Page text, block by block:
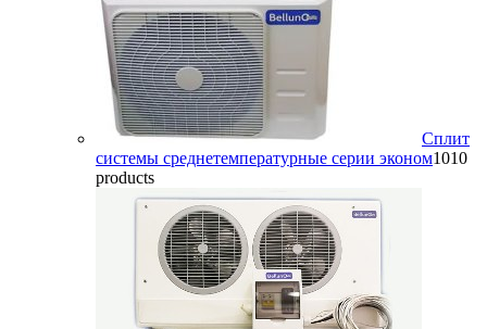
Сплит
системы среднетемпературные серии эконом1010
products